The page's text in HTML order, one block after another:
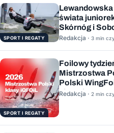
SPORT I REGATY
świata
Skórnóg i
Redakcja · 3 min
SPORT I REGATY
Foilowy
Mistrzostwa
Polski
sierpnia
Redakcja · 2 min